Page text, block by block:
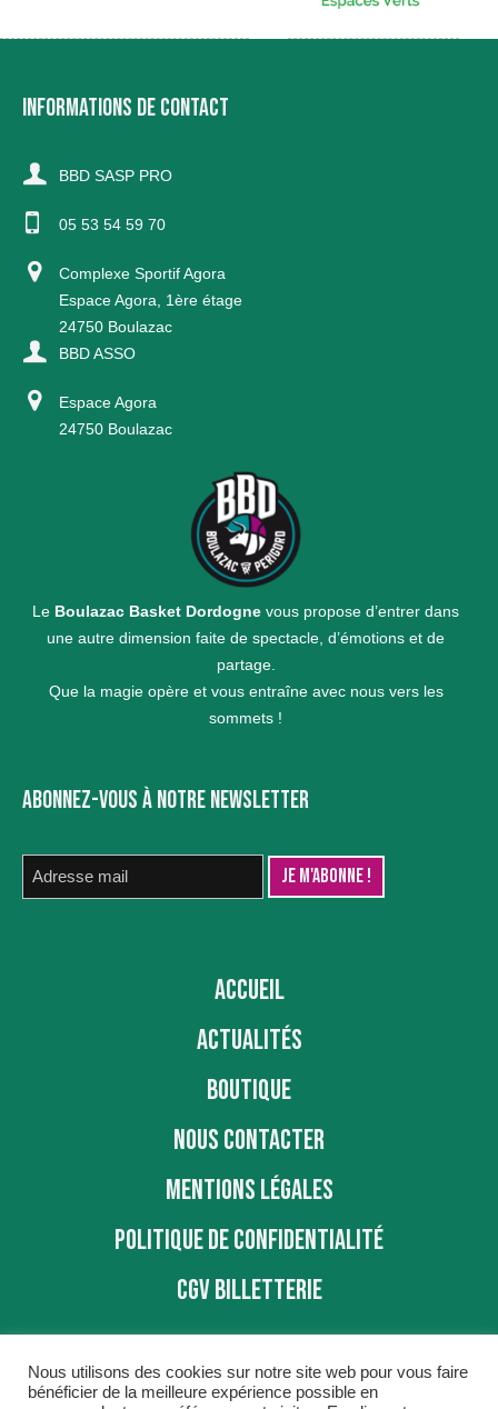
INFORMATIONS DE CONTACT
BBD SASP PRO
05 53 54 59 70
Complexe Sportif Agora
Espace Agora, 1ère étage
24750 Boulazac
BBD ASSO
Espace Agora
24750 Boulazac
Le Boulazac Basket Dordogne vous propose d’entrer dans
une autre dimension faite de spectacle, d’émotions et de
partage.
Que la magie opère et vous entraîne avec nous vers les
sommets !
ABONNEZ-VOUS À NOTRE NEWSLETTER
ACCUEIL
ACTUALITÉS
BOUTIQUE
NOUS CONTACTER
MENTIONS LÉGALES
POLITIQUE DE CONFIDENTIALITÉ
CGV BILLETTERIE
Nous utilisons des cookies sur notre site web pour vous faire
bénéficier de la meilleure expérience possible en